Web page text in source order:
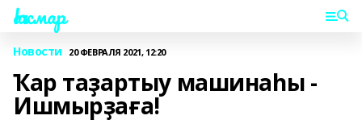
Һаҡмар
Новости 20 ФЕВРАЛЯ 2021, 12:20
Ҡар таҙартыу машинаһы -
Ишмырҙаға!